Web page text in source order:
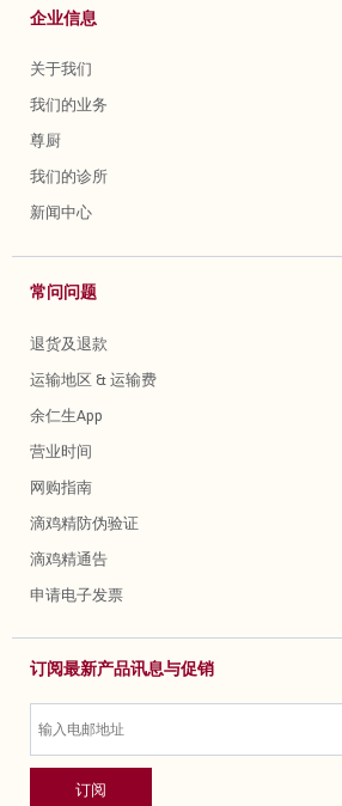
企业信息
关于我们
我们的业务
尊厨
我们的诊所
新闻中心
常问问题
退货及退款
运输地区 & 运输费
余仁生App
营业时间
网购指南
滴鸡精防伪验证
滴鸡精通告
申请电子发票
订阅最新产品讯息与促销